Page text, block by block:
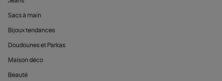
Sacs à main
Bijoux tendances
Doudounes et Parkas
Maison déco
Beauté